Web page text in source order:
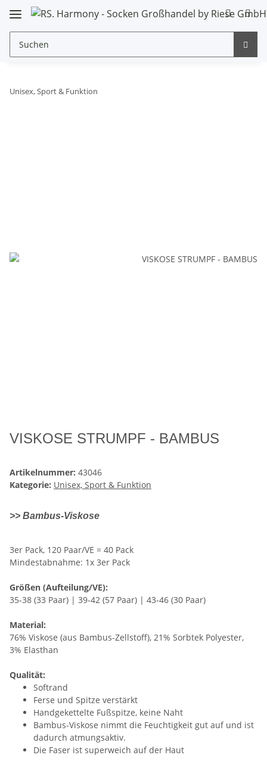
Unisex, Sport & Funktion
VISKOSE STRUMPF - BAMBUS
Artikelnummer: 43046
Kategorie: Unisex, Sport & Funktion
>> Bambus-Viskose
3er Pack, 120 Paar/VE = 40 Pack
Mindestabnahme: 1x 3er Pack
Größen (Aufteilung/VE):
35-38 (33 Paar) | 39-42 (57 Paar) | 43-46 (30 Paar)
Material:
76% Viskose (aus Bambus-Zellstoff), 21% Sorbtek Polyester,
3% Elasthan
Qualität:
Softrand
Ferse und Spitze verstärkt
Handgekettelte Fußspitze, keine Naht
Bambus-Viskose nimmt die Feuchtigkeit gut auf und ist
dadurch atmungsaktiv.
Die Faser ist superweich auf der Haut